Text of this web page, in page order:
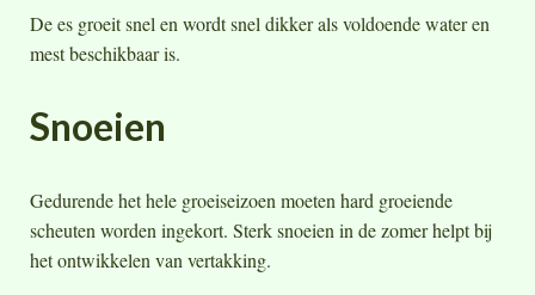
De es groeit snel en wordt snel dikker als voldoende water en
mest beschikbaar is.
Snoeien
Gedurende het hele groeiseizoen moeten hard groeiende
scheuten worden ingekort. Sterk snoeien in de zomer helpt bij
het ontwikkelen van vertakking.